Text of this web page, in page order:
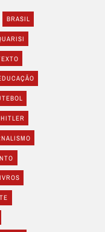
BRASIL
HITLER